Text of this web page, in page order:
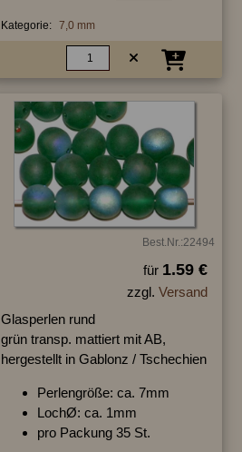
Kategorie: 7,0 mm
Best.Nr.:22494
für 1.59 €
zzgl. Versand
Glasperlen rund
grün transp. mattiert mit AB,
hergestellt in Gablonz / Tschechien
Perlengröße: ca. 7mm
LochØ: ca. 1mm
pro Packung 35 St.